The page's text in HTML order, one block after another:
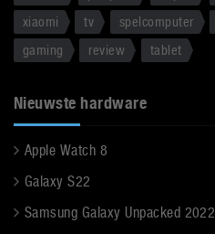
xiaomi
tv spelcomputer
gaming
review tablet
Nieuwste hardware
Apple Watch 8
Galaxy S22
Samsung Galaxy Unpacked 2022